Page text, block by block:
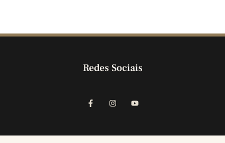
Redes Sociais